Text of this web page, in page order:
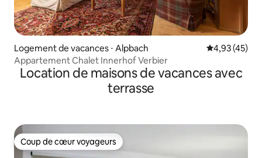
Logement de vacances ⋅ Alpbach Évaluation
4,93 (45)
Appartement Chalet Innerhof Verbier
Location de maisons de vacances avec
terrasse
Coup de cœur voyageurs
Coup de cœur voyageurs